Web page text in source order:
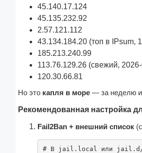
45.140.17.124
45.135.232.92
2.57.121.112
43.134.184.20 (топ в IPsum,
185.213.240.99
113.76.129.26 (свежий,
120.30.66.81
Но это капля в море — за неделю
Рекомендованная настройка
Fail2Ban + внешний список
# В jail.local или jail.d/